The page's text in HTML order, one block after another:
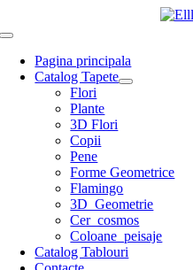
to
Toggle
NavigationPagina principala
Catalog Tapete
Flori
Plante
3D Flori
Copii
Pene
Forme Geometrice
Flamingo
3D_Geometrie
Cer_cosmos
Coloane_peisaje
Catalog Tablouri